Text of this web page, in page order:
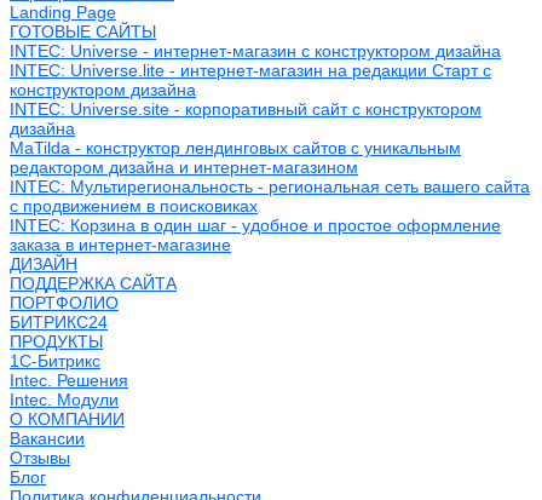
Landing Page
ГОТОВЫЕ САЙТЫ
INTEC: Universe - интернет-магазин с конструктором дизайна
INTEC: Universe.lite - интернет-магазин на редакции Старт с
конструктором дизайна
INTEC: Universe.site - корпоративный сайт с конструктором
дизайна
MaTilda - конструктор лендинговых сайтов с уникальным
редактором дизайна и интернет-магазином
INTEC: Мультирегиональность - региональная сеть вашего сайта
с продвижением в поисковиках
INTEC: Корзина в один шаг - удобное и простое оформление
заказа в интернет-магазине
ДИЗАЙН
ПОДДЕРЖКА САЙТА
ПОРТФОЛИО
БИТРИКС24
ПРОДУКТЫ
1С-Битрикс
Intec. Решения
Intec. Модули
О КОМПАНИИ
Вакансии
Отзывы
Блог